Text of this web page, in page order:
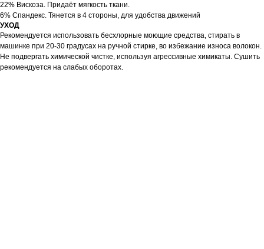
22% Вискоза. Придаёт мягкость ткани.
6% Спандекс. Тянется в 4 стороны, для удобства движений
УХОД
Рекомендуется использовать бесхлорные моющие средства, стирать в
машинке при 20-30 градусах на ручной стирке, во избежание износа волокон.
Не подвергать химической чистке, используя агрессивные химикаты. Сушить
рекомендуется на слабых оборотах.